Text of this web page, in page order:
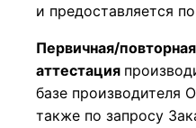
и предоставляется
Первичная/
аттестация
базе производителя
также по запросу